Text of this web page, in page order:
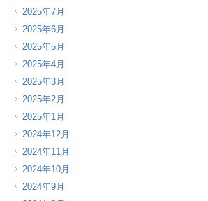
2025年7月
2025年6月
2025年5月
2025年4月
2025年3月
2025年2月
2025年1月
2024年12月
2024年11月
2024年10月
2024年9月